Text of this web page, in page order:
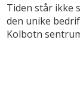
Tiden står ikke
den unike
Kolbotn